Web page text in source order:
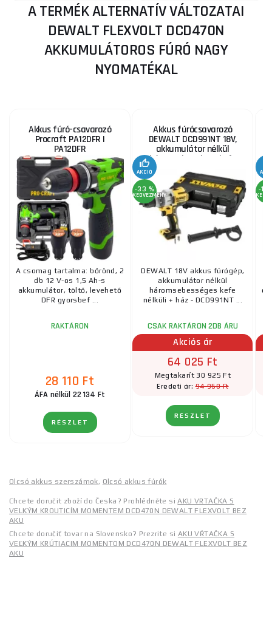
A TERMÉK ALTERNATÍV VÁLTOZATAI
DEWALT FLEXVOLT DCD470N
AKKUMULÁTOROS FÚRÓ NAGY
NYOMATÉKAL
Akkus fúró-csavarozó
Procraft PA12DFR |
PA12DFR
A csomag tartalma: bőrönd, 2
db 12 V-os 1,5 Ah-s
akkumulátor, töltő, levehető
DFR gyorsbef ...
RAKTÁRON
28 110 Ft
ÁFA nélkül 22 134 Ft
RÉSZLET
Akkus fúrócsavarozó
DEWALT DCD991NT 18V,
akkumulátor nélkül
háromsebességes kefe
nélküli + ház - DCD991NT
AKCIÓ
-33 %
KEDVEZMÉNY
DEWALT 18V akkus fúrógép,
akkumulátor nélkül
háromsebességes kefe
nélküli + ház - DCD991NT ...
CSAK RAKTÁRON 2DB ÁRU
Akciós ár
64 025 Ft
Megtakarít 30 925 Ft
Eredeti ár:94 950 Ft
RÉSZLET
-13
Olcsó akkus szerszámok, Olcsó akkus fúrók
Chcete doručit zboží do Česka? Prohlédněte siAKU VRTAČKA S
VELKÝM KROUTICÍM MOMENTEM DCD470N DEWALT FLEXVOLT BEZ
AKU
Chcete doručiť tovar na Slovensko? Prezrite si AKU VŔTAČKA S
VEĽKÝM KRÚTIACIM MOMENTOM DCD470N DEWALT FLEXVOLT BEZ
AKU